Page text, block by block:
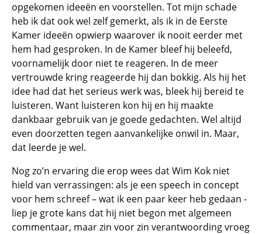
opgekomen ideeën en voorstellen. Tot mijn schade
heb ik dat ook wel zelf gemerkt, als ik in de Eerste
Kamer ideeën opwierp waarover ik nooit eerder met
hem had gesproken. In de Kamer bleef hij beleefd,
voornamelijk door niet te reageren. In de meer
vertrouwde kring reageerde hij dan bokkig. Als hij het
idee had dat het serieus werk was, bleek hij bereid te
luisteren. Want luisteren kon hij en hij maakte
dankbaar gebruik van je goede gedachten. Wel altijd
even doorzetten tegen aanvankelijke onwil in. Maar,
dat leerde je wel.
Nog zo’n ervaring die erop wees dat Wim Kok niet
hield van verrassingen: als je een speech in concept
voor hem schreef – wat ik een paar keer heb gedaan -
liep je grote kans dat hij niet begon met algemeen
commentaar, maar zin voor zin verantwoording vroeg